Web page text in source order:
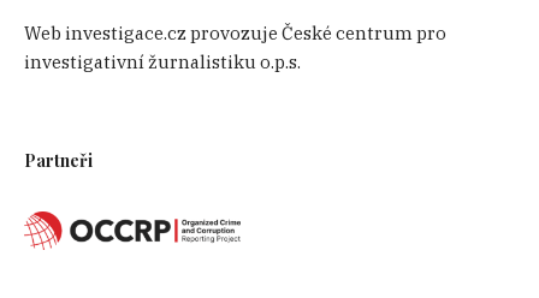
Mládě tygra nalezené v kufru na letišti v Bankoku.
Ačkoli zločinci při praní svých výdělků porušují
Web investigace.cz provozuje České centrum pro
investigativní žurnalistiku o.p.s.
Partneři